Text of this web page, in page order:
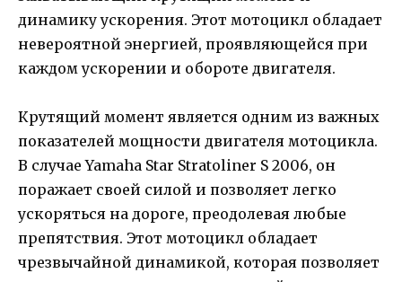
динамику ускорения. Этот мотоцикл обладает
невероятной энергией, проявляющейся при
каждом ускорении и обороте двигателя.
Крутящий момент является одним из важных
показателей мощности двигателя мотоцикла.
В случае Yamaha Star Stratoliner S 2006, он
поражает своей силой и позволяет легко
ускоряться на дороге, преодолевая любые
препятствия. Этот мотоцикл обладает
чрезвычайной динамикой, которая позволяет